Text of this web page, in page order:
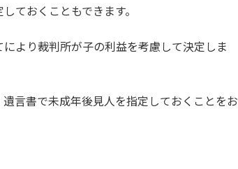
ておくこともできます。
より裁判所が子の利益を考慮して決定しま
言書で未成年後見人を指定しておくことをお